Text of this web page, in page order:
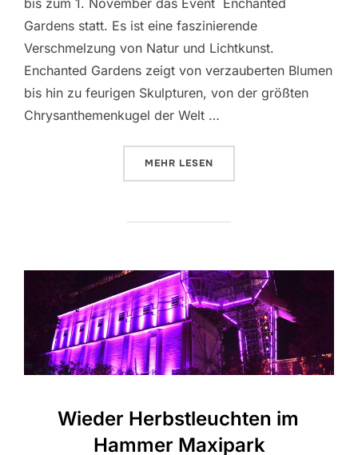
Gardens statt. Es ist eine faszinierende
Verschmelzung von Natur und Lichtkunst.
Enchanted Gardens zeigt von verzauberten Blumen
bis hin zu feurigen Skulpturen, von der größten
Chrysanthemenkugel der Welt …
MEHR ÜBER „ENCHANTED GARDENS:
LESEN
Wieder Herbstleuchten im
Hammer Maxipark